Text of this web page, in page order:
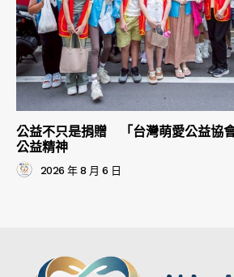
公益不只是捐贈 「台灣萌愛公益協
公益精神
2026 年 8 月 6 日